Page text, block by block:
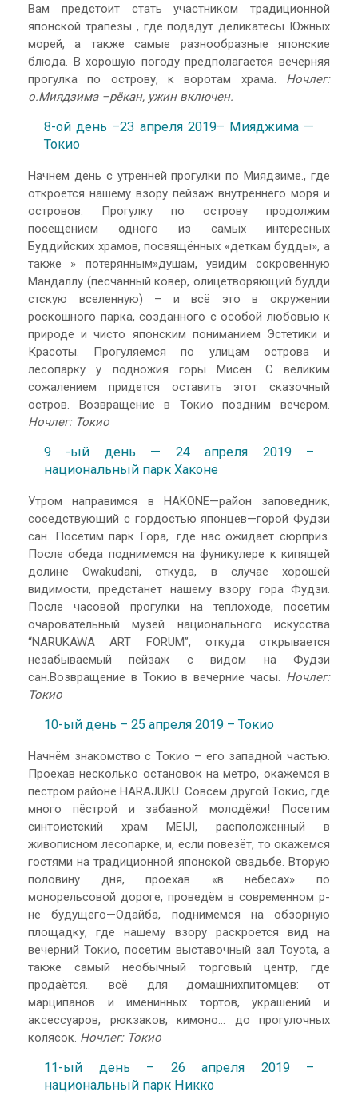
Вам предстоит стать участником традиционной
японской трапезы , где подадут деликатесы Южных
морей, а также самые разнообразные японские
блюда. В хорошую погоду предполагается вечерняя
прогулка по острову, к воротам храма. Ночлег:
о.Миядзима –рёкан, ужин включен.
8-ой день –23 апреля 2019– Мияджима —
Токио
Начнем день с утренней прогулки по Миядзиме., где
откроется нашему взору пейзаж внутреннего моря и
островов. Прогулку по острову продолжим
посещением одного из самых интересных
Буддийских храмов, посвящённых «деткам будды», а
также » потерянным»душам, увидим сокровенную
Мандаллу (песчанный ковёр, олицетворяющий будди
стскую вселенную) – и всё это в окружении
роскошного парка, созданного с особой любовью к
природе и чисто японским пониманием Эстетики и
Красоты. Прогуляемся по улицам острова и
лесопарку у подножия горы Мисен. С великим
сожалением придется оставить этот сказочный
остров. Возвращение в Токио поздним вечером.
Ночлег: Токио
9 -ый день — 24 апреля 2019 –
национальный парк Хаконе
Утром направимся в HAKONE—район заповедник,
соседствующий с гордостью японцев—горой Фудзи
сан. Посетим парк Гора,. где нас ожидает сюрприз.
После обеда поднимемся на фуникулере к кипящей
долине Owakudani, откуда, в случае хорошей
видимости, предстанет нашему взору гора Фудзи.
После часовой прогулки на теплоходе, посетим
oчаровательный музей национального искусства
“NARUKAWA ART FORUM”, откуда открывается
незабываемый пейзаж с видом на Фудзи
сан.Возвращение в Токио в вечерние часы. Ночлег:
Токио
10-ый день – 25 апреля 2019 – Токио
Начнём знакомство с Токио – его западной частью.
Проехав несколько остановок на метро, окажемся в
пестром районе HARAJUKU .Совсем другой Токио, где
много пёстрой и забавной молодёжи! Посетим
синтоистский храм MEIJI, расположенный в
живописном лесопарке, и, если повезёт, то окажемся
гостями на традиционной японской свадьбе. Вторую
половину дня, проехав «в небесах» по
монорельсовой дороге, проведём в современном р-
не будущего—Одайба, поднимемся на обзорную
площадку, где нашему взору раскроется вид на
вечерний Токио, посетим выставочный зал Toyota, а
также самый необычный торговый центр, где
продаётся.. всё для домашнихпитомцев: от
марципанов и именинных тортов, украшений и
аксессуаров, рюкзаков, кимоно… до прогулочных
колясок. Ночлег: Токио
11-ый день – 26 апреля 2019 –
национальный парк Никко